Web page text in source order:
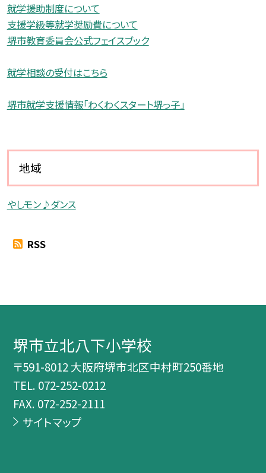
就学援助制度について
支援学級等就学奨励費について
堺市教育委員会公式フェイスブック
就学相談の受付はこちら
堺市就学支援情報「わくわくスタート堺っ子」
地域
やしモン♪ダンス
RSS
堺市立北八下小学校
〒591-8012 大阪府堺市北区中村町250番地
TEL. 072-252-0212
FAX. 072-252-2111
サイトマップ